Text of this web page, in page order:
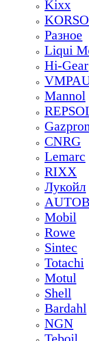
Kixx
Разное
Liqui
Hi-Gear
Mannol
CNRG
Lemarc
RIXX
Лукойл
Mobil
Rowe
Sintec
Totachi
Motul
Shell
Bardahl
NGN